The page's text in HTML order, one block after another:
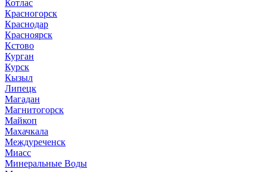
Котлас
Красногорск
Краснодар
Красноярск
Кстово
Курган
Курск
Кызыл
Липецк
Магадан
Магнитогорск
Майкоп
Махачкала
Междуреченск
Миасс
Минеральные Воды